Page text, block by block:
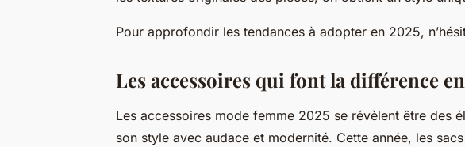
Pour approfondir les tendances à adopter en 2025,
Les accessoires qui font la différence
Les accessoires mode femme 2025 se révèlent être des
son style avec audace et modernité. Cette année, les